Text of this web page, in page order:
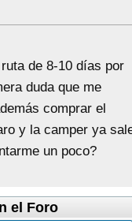
de 8-10 días por
duda que me
comprar el
y la camper ya
un poco?
el Foro